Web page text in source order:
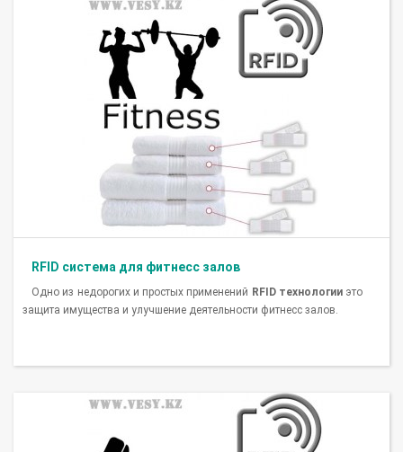
RFID система для фитнесс залов
Одно из недорогих и простых применений RFID технологииэто
защита имущества и улучшение деятельности фитнесс залов.